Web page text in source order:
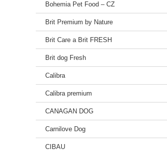
Bohemia Pet Food – CZ
Brit Premium by Nature
Brit Care a Brit FRESH
Brit dog Fresh
Calibra
Calibra premium
CANAGAN DOG
Carnilove Dog
CIBAU